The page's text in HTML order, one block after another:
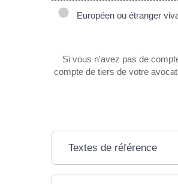
Européen ou étranger
Si vous n'avez pas de
compte de tiers de votre
Textes de référence